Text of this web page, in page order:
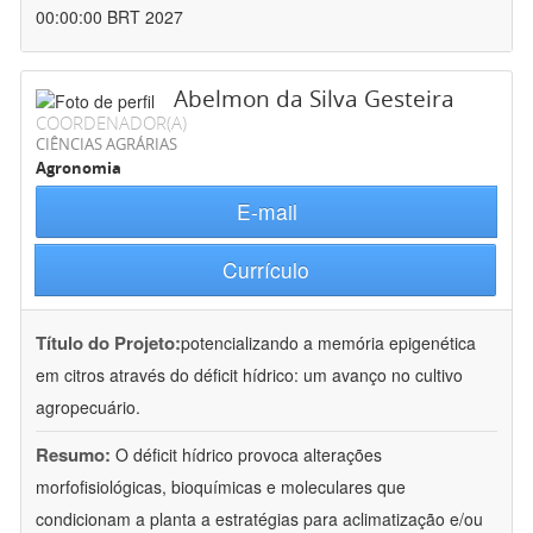
00:00:00 BRT 2027
Abelmon da Silva Gesteira
COORDENADOR(A)
CIÊNCIAS AGRÁRIAS
Agronomia
E-mail
Currículo
Título do Projeto:potencializando a memória epigenética
em citros através do déficit hídrico: um avanço no cultivo
agropecuário.
Resumo: O déficit hídrico provoca alterações
morfofisiológicas, bioquímicas e moleculares que
condicionam a planta a estratégias para aclimatização e/ou